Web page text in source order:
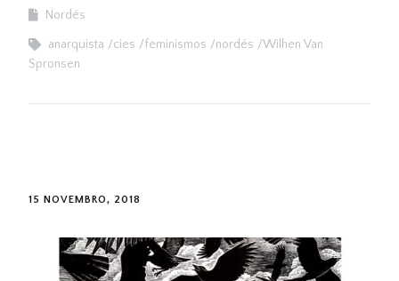
Nordés
anarquista cies feminismos nordés
Wilhen Van
Spronsen
15 NOVEMBRO, 2018